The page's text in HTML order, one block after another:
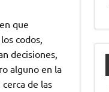
que
codos,
decisiones,
alguno en la
de las